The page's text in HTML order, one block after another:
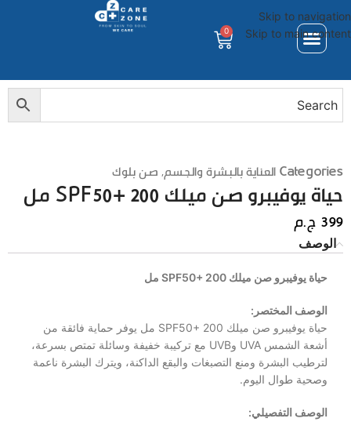
Skip to navigation
Skip to main content
0
Categoriesالعناية بالبشرة والجسم,صن بلوك
حياة يوفيبرو صن ميلك SPF50+ 200 مل
399ج.م
الوصف
حياة يوفيبرو صن ميلك SPF50+ 200 مل
الوصف المختصر:
حياة يوفيبرو صن ميلك SPF50+ 200 مل يوفر حماية فائقة من
أشعة الشمس UVA وUVB مع تركيبة خفيفة وسائلة تمتص بسرعة،
لترطيب البشرة ومنع التصبغات والبقع الداكنة، ويترك البشرة ناعمة
وصحية طوال اليوم.
الوصف التفصيلي: